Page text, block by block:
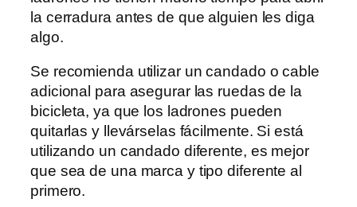
la cerradura antes de que alguien les diga
algo.
Se recomienda utilizar un candado o cable
adicional para asegurar las ruedas de la
bicicleta, ya que los ladrones pueden
quitarlas y llevárselas fácilmente. Si está
utilizando un candado diferente, es mejor
que sea de una marca y tipo diferente al
primero.